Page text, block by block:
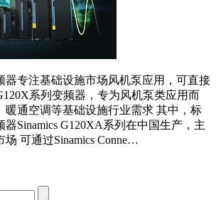
器专注基础设施市场风机泵应用，可直接
系列变频器，专为风机泵类应用而
暖通空调等基础设施行业需求 其中，标
Sinamics G120XA系列在中国生产，主
可通过Sinamics Conne…